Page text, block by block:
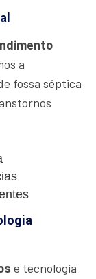
a
fossa séptica
e tecnologia